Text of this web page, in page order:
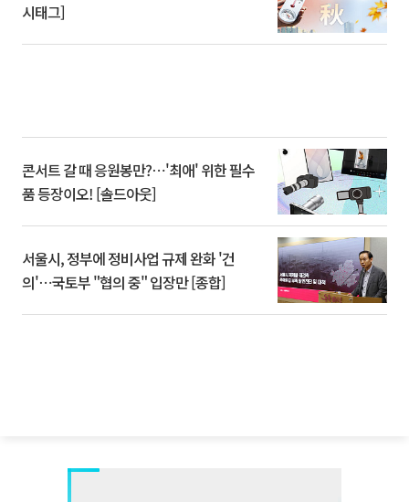
시태그]
콘서트 갈 때 응원봉만?⋯'최애' 위한 필수
품 등장이오! [솔드아웃]
서울시, 정부에 정비사업 규제 완화 '건
의'⋯국토부 "협의 중" 입장만 [종합]